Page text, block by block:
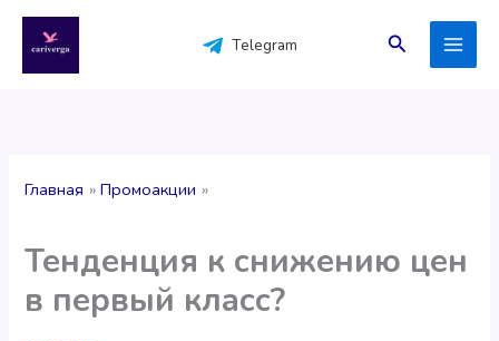
содержимому
Telegram Поиск
Главная Промоакции
Тенденция к снижению цен
в первый класс?